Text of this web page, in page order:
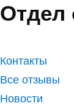
Отдел
Контакты
Все отзывы
Новости